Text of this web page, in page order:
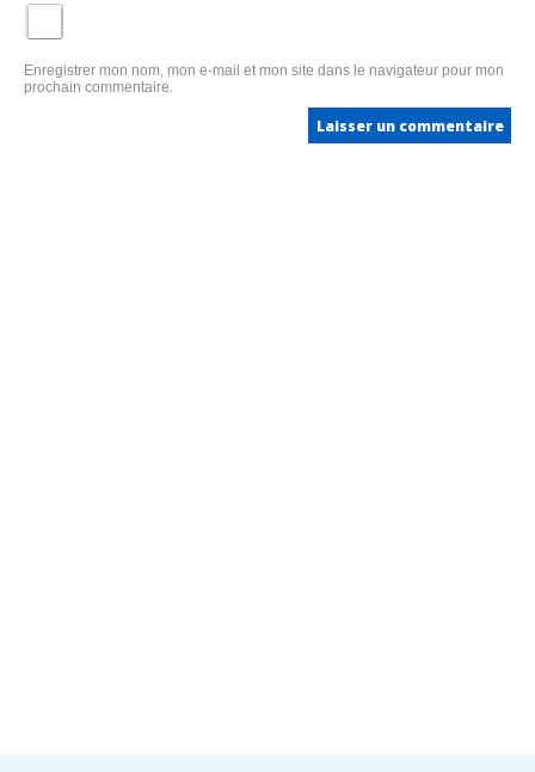
Enregistrer mon nom, mon e-mail et mon site dans le navigateur pour mon
prochain commentaire.